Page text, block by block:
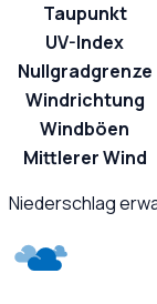
Taupunkt
UV-Index
Nullgradgrenze
Windrichtung
Windböen
Mittlerer Wind
Niederschlag